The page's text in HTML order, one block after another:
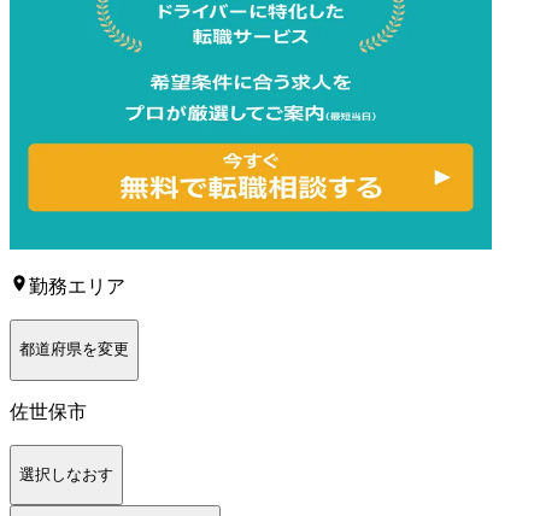
勤務エリア
都道府県を変更
佐世保市
選択しなおす